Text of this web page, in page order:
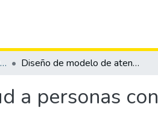
Tesis de Gestión Social y Desarrollo Diseño de modelo de atención integral de salud a personas con discapacidad en la ciudadela Las Acacias
a personas con